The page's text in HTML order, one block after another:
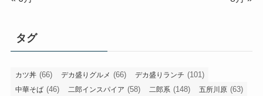
タグ
カツ丼 (66) デカ盛りグルメ (66) デカ盛りランチ (101)
中華そば (46) 二郎インスパイア (58) 二郎系 (148) 五所川原 (63)